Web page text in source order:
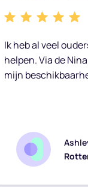
Ik heb al veel
helpen. Via de
mijn